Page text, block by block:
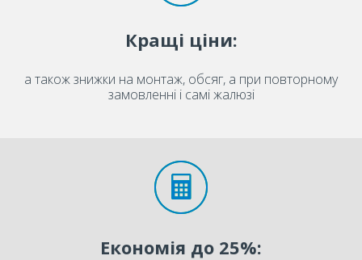
Кращі ціни:
а також знижки на монтаж, обсяг, а при повторному
замовленні і самі жалюзі
Економія до 25%: